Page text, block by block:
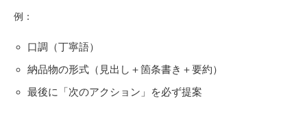
例：
口調（丁寧語）
納品物の形式（見出し＋箇条書き＋要約）
最後に「次のアクション」を必ず提案